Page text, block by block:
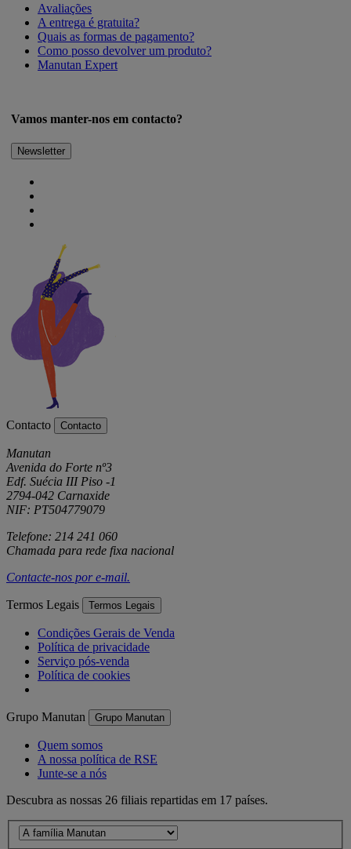
Avaliações
A entrega é gratuita?
Quais as formas de pagamento?
Como posso devolver um produto?
Manutan Expert
Vamos manter-nos em contacto?
Newsletter
Contacto Contacto
Manutan
Avenida do Forte nº3
Edf. Suécia III Piso -1
2794-042 Carnaxide
NIF: PT504779079
Telefone: 214 241 060
Chamada para rede fixa nacional
Contacte-nos pore-mail.
Termos Legais Termos Legais
Condições Gerais de Venda
Política de privacidade
Serviço pós-venda
Política de cookies
Grupo Manutan Grupo Manutan
Quem somos
A nossa política de RSE
Junte-se a nós
Descubra as nossas 26 filiais repartidas em 17 países.